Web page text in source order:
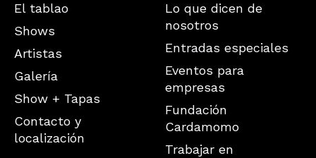
El tablao
Shows
Artistas
Galería
Show + Tapas
Contacto y
localización
Lo que dicen de
nosotros
Entradas especiales
Eventos para
empresas
Fundación
Cardamomo
Trabajar en